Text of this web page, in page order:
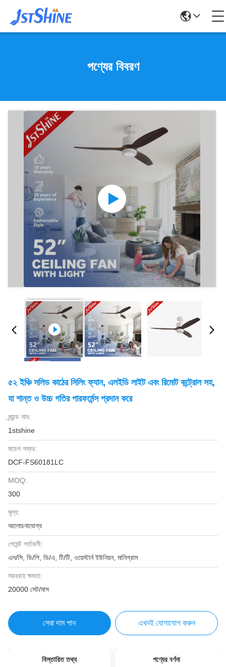
পণ্যের বিবরণ
৫২ ইঞ্চি সলিড কাঠের সিলিং ফ্যান, এলইডি লাইট এবং রিমোট কন্ট্রোল সহ,
যা শান্ত ও উচ্চ গতির পারফর্মেন্স প্রদান করে
ব্র্যান্ড নাম:
1stshine
মডেল নম্বর:
DCF-FS60181LC
MOQ:
300
মূল্য:
আলোচনাযোগ্য
পেমেন্ট শর্তাবলী:
এল/সি, ডি/পি, ডি/এ, টি/টি, ওয়েস্টার্ন ইউনিয়ন, মানিগ্রাম
সরবরাহ ক্ষমতা:
20000 সেট/মাস
সেরা দাম পান এখনই যোগাযোগ করুন
বিস্তারিত তথ্য পণ্যের বর্ণনা